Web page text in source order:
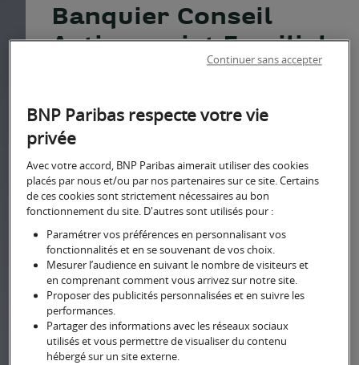
Banquier Conseil
Actionnariat Familial
Une équipe d’une vingtaine de banquiers
spécialisés répartie en France
Une organisation dédiée aux dirigeants
d’entreprises souhaitant être
accompagnés dans leur stratégie
actionnariale et sujets de haut de bilan.
Notre approche
Vous écouter activement
La première étape est d’échanger
BNP Paribas respecte votre vie
privée
Avec votre accord, BNP Paribas aimerait utiliser des cookies
placés par nous et/ou par nos partenaires sur ce site. Certains
de ces cookies sont strictement nécessaires au bon
fonctionnement du site. D'autres sont utilisés pour :
Paramétrer vos préférences en personnalisant vos
fonctionnalités et en se souvenant de vos choix.
Mesurer l’audience en suivant le nombre de visiteurs et
en comprenant comment vous arrivez sur notre site.
Proposer des publicités personnalisées et en suivre les
performances.
Partager des informations avec les réseaux sociaux
utilisés et vous permettre de visualiser du contenu
hébergé sur un site externe.
Continuer sans accepter